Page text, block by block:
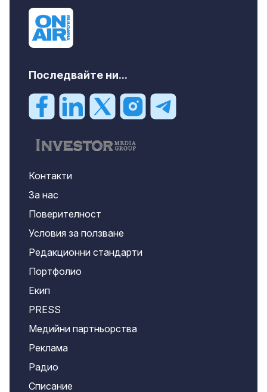
Последвайте ни...
Контакти
За нас
Поверителност
Условия за ползване
Редакционни стандарти
Портфолио
Екип
PRESS
Медийни партньорства
Реклама
Радио
Списание